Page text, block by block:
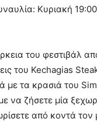
Κυριακή
του φεστιβάλ
του Kechagias
με τα κρασιά του
να ζήσετε μία
από κοντά τον